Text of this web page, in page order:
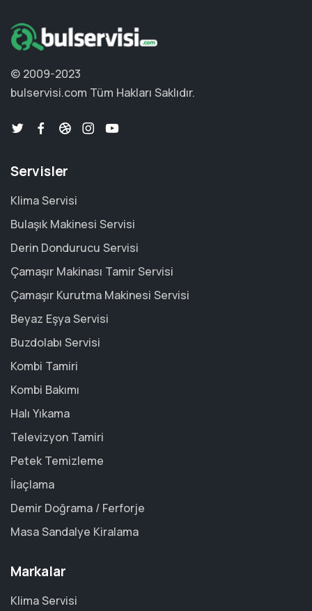
© 2009-2023
bulservisi.com Tüm Hakları Saklıdır.
Servisler
Klima Servisi
Bulaşık Makinesi Servisi
Derin Dondurucu Servisi
Çamaşır Makinası Tamir Servisi
Çamaşır Kurutma Makinesi Servisi
Beyaz Eşya Servisi
Buzdolabı Servisi
Kombi Tamiri
Kombi Bakımı
Halı Yıkama
Televizyon Tamiri
Petek Temizleme
İlaçlama
Demir Doğrama / Ferforje
Masa Sandalye Kiralama
Markalar
Klima Servisi